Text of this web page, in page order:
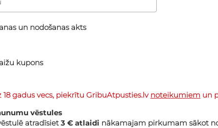
un nodošanas akts
kupons
gadus vecs, piekrītu GribuAtpusties.lv noteikumiem un
vēstules
atradīsiet 3 € atlaidi nākamajam pirkumam sākot